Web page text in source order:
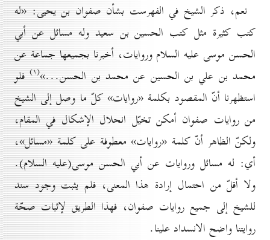
نعم، ذكر الشيخ في الفهرست بشأن صفوان بن يحيى: «له
كتب كثيرة مثل كتب الحسين بن سعيد وله مسائل عن أبي
الحسن موسى عليه السلام وروايات، أخبرنا بجميعها جماعة عن
محمد بن علي بن الحسين عن محمد بن الحسن...»(۱) فلو
استظهرنا أنّ المقصود بكلمة «روايات» كلّ ما وصل إلى الشيخ
من روايات صفوان أمكن تخيّل انحلال الإشكال في المقام،
ولكنّ الظاهر أنّ كلمة «روايات» معطوفة على كلمة «مسائل»،
أي: له مسائل وروايات عن أبي الحسن موسى(عليه السلام).
ولا أقلّ من احتمال إرادة هذا المعنى، فلم يثبت وجود سند
للشيخ إلى جميع روايات صفوان، فهذا الطريق لإثبات صحّة
روايتنا واضح الانسداد علينا.